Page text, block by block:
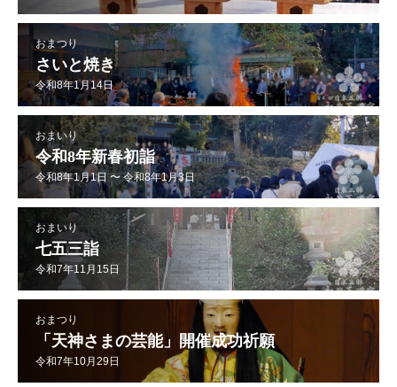
おまつり
さいと焼き
令和8年1月14日
おまいり
令和8年新春初詣
令和8年1月1日 〜 令和8年1月3日
おまいり
七五三詣
令和7年11月15日
おまつり
「天神さまの芸能」開催成功祈願
令和7年10月29日